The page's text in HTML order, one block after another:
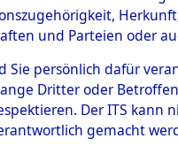
der
und Parteien oder
Sie persönlich dafür
Dritter oder
Der ITS
gemacht